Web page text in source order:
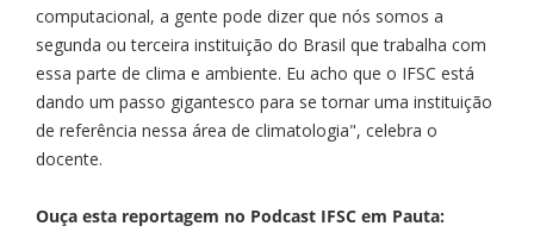
computacional, a gente pode dizer que nós somos a
segunda ou terceira instituição do Brasil que trabalha com
essa parte de clima e ambiente. Eu acho que o IFSC está
dando um passo gigantesco para se tornar uma instituição
de referência nessa área de climatologia", celebra o
docente.
Ouça esta reportagem no Podcast IFSC em Pauta: